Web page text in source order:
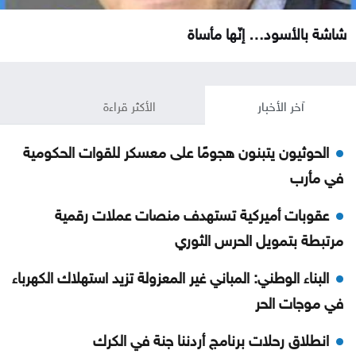
شاشة بالأسود… إنّها مأساة
آخر الأخبار الأكثر قراءة
الحوثيون يتبنون هجومًا على معسكر للقوات الحكومية
في مأرب
عقوبات أميركية تستهدف منصات عملات رقمية
مرتبطة بتمويل الحرس الثوري
البناء الوطني: المباني غير المعزولة تزيد استهلاك الكهرباء
في موجات الحر
انطلاق رحلات برنامج أردننا جنة في الكرك